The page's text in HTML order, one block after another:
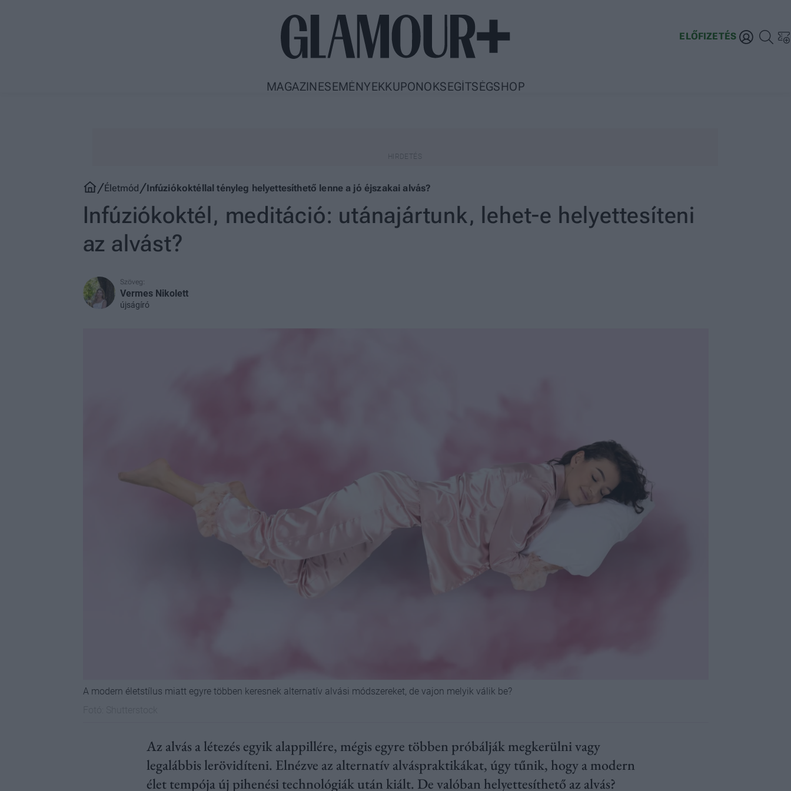
ELŐFIZETÉS
MAGAZIN ESEMÉNYEKKUPONOKSEGÍTSÉGSHOP
Életmód Infúziókoktéllal tényleg helyettesíthető lenne a jó éjszakai alvás?
Infúziókoktél, meditáció: utánajártunk, lehet-e helyettesíteni
az alvást?
Szöveg:
Vermes Nikolett
újságíró
A modern életstílus miatt egyre többen keresnek alternatív alvási módszereket, de vajon melyik válik be?
Az alvás a létezés egyik alappillére, mégis egyre többen próbálják megkerülni vagy
legalábbis lerövidíteni. Elnézve az alternatív alváspraktikákat, úgy tűnik, hogy a modern
élet tempója új pihenési technológiák után kiált. De valóban helyettesíthető az alvás?